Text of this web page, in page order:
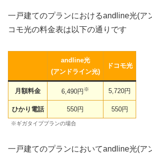
一戸建てのプランにおけるandline光(ア
コモ光の料金表は以下の通りです
andline光
(アンドライン光)
ドコモ光
月額料金 6,490円 ※ 5,720円
ひかり電話 550円 550円
※ギガタイププランの場合
一戸建てのプランにおいてandline光(ア